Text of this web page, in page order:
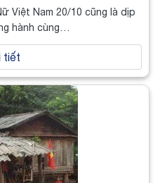
Việt Nam 20/10 cũng là dịp
hành cùng…
tiết